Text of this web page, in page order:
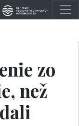
zo
než